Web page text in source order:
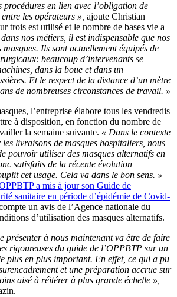
procédures en lien avec l’obligation de
les opérateurs », ajoute Christian
trois est utilisé et le nombre de bases vie a
nos métiers, il est indispensable que nos
Ils sont actuellement équipés de
beaucoup d’intervenants se
dans la boue et dans un
Et le respect de la distance d’un mètre
de nombreuses circonstances de travail. »
l’entreprise élabore tous les vendredis
à disposition, en fonction du nombre de
la semaine suivante. « Dans le contexte
livraisons de masques hospitaliers, nous
pouvoir utiliser des masques alternatifs en
satisfaits de la récente évolution
cet usage. Cela va dans le bon sens. »
a mis à jour son Guide de
sanitaire en période d’épidémie de Covid-
un avis de l’Agence nationale du
d’utilisation des masques alternatifs.
présenter à nous maintenant va être de faire
rigoureuses du guide de l’OPPBTP sur un
plus en plus important. En effet, ce qui a pu
et une préparation accrue sur
aisé à réitérer à plus grande échelle »,